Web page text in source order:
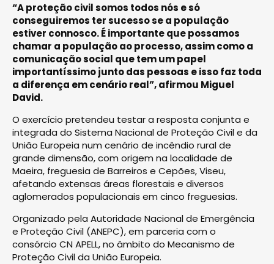
“A proteção civil somos todos nós e só
conseguiremos ter sucesso se a população
estiver connosco. É importante que possamos
chamar a população ao processo, assim como a
comunicação social que tem um papel
importantíssimo junto das pessoas e isso faz toda
a diferença em cenário real”, afirmou Miguel
David.
O exercício pretendeu testar a resposta conjunta e
integrada do Sistema Nacional de Proteção Civil e da
União Europeia num cenário de incêndio rural de
grande dimensão, com origem na localidade de
Maeira, freguesia de Barreiros e Cepões, Viseu,
afetando extensas áreas florestais e diversos
aglomerados populacionais em cinco freguesias.
Organizado pela Autoridade Nacional de Emergência
e Proteção Civil (ANEPC), em parceria com o
consórcio CN APELL, no âmbito do Mecanismo de
Proteção Civil da União Europeia.